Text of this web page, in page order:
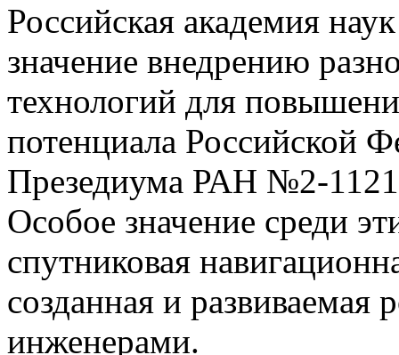
Российская академия
значение внедрению
технологий для
потенциала Российской
Презедиума РАН №2-
Особое значение среди
спутниковая
созданная и
инженерами.